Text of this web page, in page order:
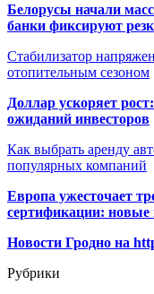
Белорусы начали
банки фиксируют
Стабилизатор
отопительным сезоном
Доллар ускоряет
ожиданий инвесторов
Как выбрать аренду
популярных компаний
Европа ужесточает
сертификации: новые
Новости Гродно на
Рубрики